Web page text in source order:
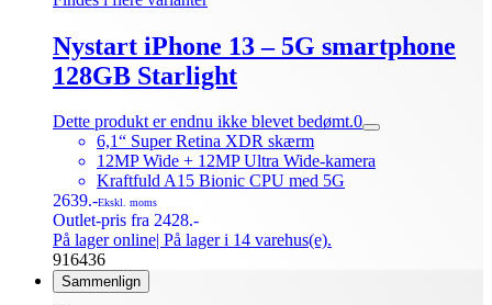
Nystart iPhone 13 – 5G smartphone
128GB Starlight
Dette produkt er endnu ikke blevet bedømt.0
6,1“ Super Retina XDR skærm
12MP Wide + 12MP Ultra Wide-kamera
Kraftfuld A15 Bionic CPU med 5G
2639.-Ekskl. moms
Outlet-pris fra 2428.-
På lager online | På lager i 14 varehus(e).
916436
Sammenlign